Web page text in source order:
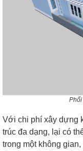
Phối
Với chi phí xây dựng
trúc đa dạng, lại có
trong một không